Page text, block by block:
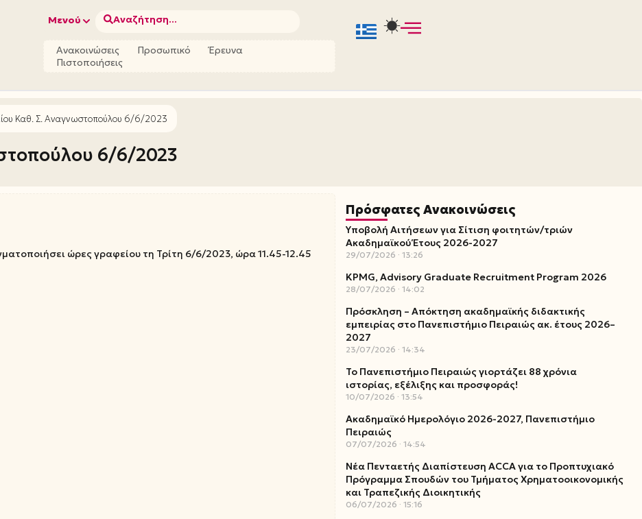
Μενού Αναζήτηση...
Ανακοινώσεις Προσωπικό
Έρευνα
Πιστοποιήσεις
Καθ. Σ. Αναγνωστοπούλου 6/6/2023
6/6/2023
ώρες γραφείου τη Τρίτη 6/6/2023, ώρα 11.45-12.45
Πρόσφατες Ανακοινώσεις
Υποβολή Αιτήσεων για Σίτιση φοιτητών/τριών
Ακαδημαϊκού Έτους 2026-2027
29/07/2026 13:26
KPMG, Advisory Graduate Recruitment Program 2026
28/07/2026 14:02
Πρόσκληση – Απόκτηση ακαδημαϊκής διδακτικής
εμπειρίας στο Πανεπιστήμιο Πειραιώς ακ. έτους 2026–
2027
23/07/2026 14:34
Το Πανεπιστήμιο Πειραιώς γιορτάζει 88 χρόνια
ιστορίας, εξέλιξης και προσφοράς!
10/07/2026 13:54
Ακαδημαϊκό Ημερολόγιο 2026-2027, Πανεπιστήμιο
Πειραιώς
07/07/2026 14:54
Νέα Πενταετής Διαπίστευση ACCA για το Προπτυχιακό
Πρόγραμμα Σπουδών του Τμήματος Χρηματοοικονομικής
και Τραπεζικής Διοικητικής
06/07/2026 15:16